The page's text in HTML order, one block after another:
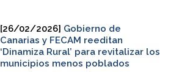
[26/02/2026] Gobierno de
Canarias y FECAM reeditan
‘Dinamiza Rural’ para revitalizar los
municipios menos poblados